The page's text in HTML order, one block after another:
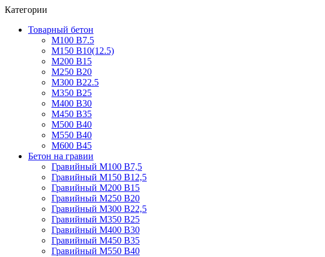
Категории
Товарный бетон
М100 В7.5
М150 В10(12.5)
М200 В15
М250 В20
М300 В22.5
М350 В25
М400 В30
М450 В35
М500 В40
М550 В40
М600 В45
Бетон на гравии
Гравийный М100 В7,5
Гравийный М150 В12,5
Гравийный М200 В15
Гравийный М250 В20
Гравийный М300 В22,5
Гравийный М350 В25
Гравийный М400 В30
Гравийный М450 В35
Гравийный М550 В40